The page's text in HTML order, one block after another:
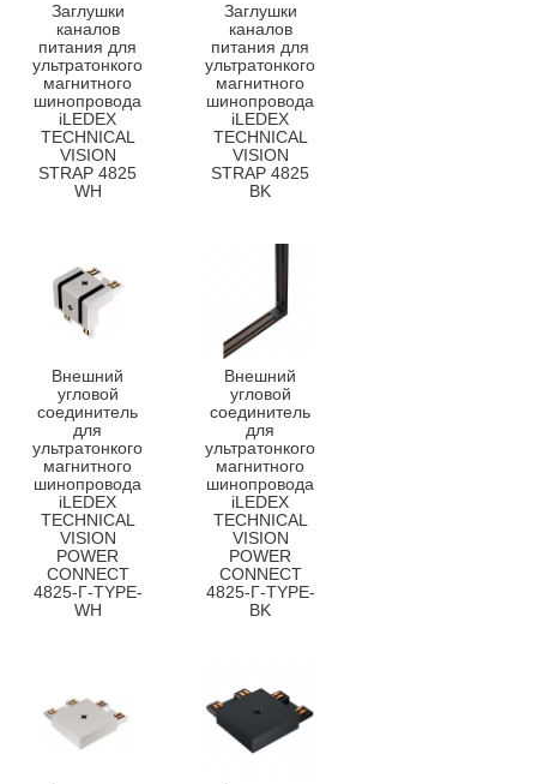
Заглушки
каналов
питания для
ультратонкого
магнитного
шинопровода
iLEDEX
TECHNICAL
VISION
STRAP 4825
WH
Заглушки
каналов
питания для
ультратонкого
магнитного
шинопровода
iLEDEX
TECHNICAL
VISION
STRAP 4825
BK
Внешний
угловой
соединитель
для
ультратонкого
магнитного
шинопровода
iLEDEX
TECHNICAL
VISION
POWER
CONNECT
4825-Г-TYPE-
WH
Внешний
угловой
соединитель
для
ультратонкого
магнитного
шинопровода
iLEDEX
TECHNICAL
VISION
POWER
CONNECT
4825-Г-TYPE-
BK